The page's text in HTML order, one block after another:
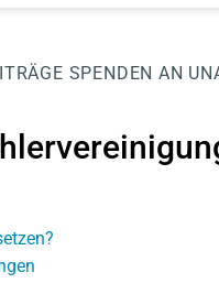
SPENDEN AN